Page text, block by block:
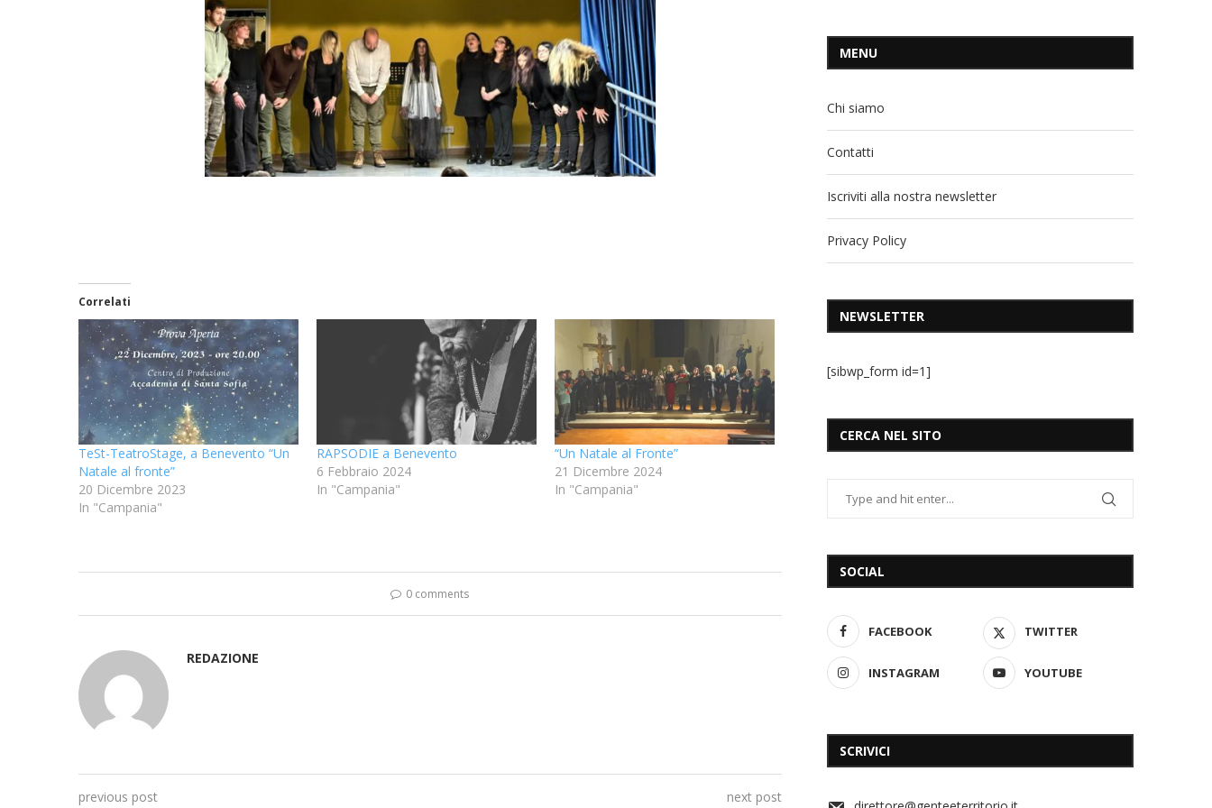
Correlati
TeSt-TeatroStage, a Benevento “Un
Natale al fronte”
20 Dicembre 2023
In "Campania"
RAPSODIE a Benevento
6 Febbraio 2024
In "Campania"
“Un Natale al Fronte”
21 Dicembre 2024
In "Campania"
0 comments
REDAZIONE
previous post next post
MENU
Chi siamo
Contatti
Iscriviti alla nostra newsletter
Privacy Policy
NEWSLETTER
[sibwp_form id=1]
CERCA NEL SITO
SOCIAL
FACEBOOK TWITTER
INSTAGRAM YOUTUBE
SCRIVICI